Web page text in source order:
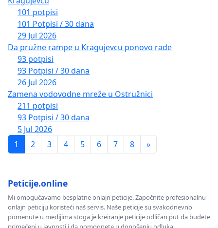
101 potpisi
101 Potpisi / 30 dana
29 Jul 2026
Da pružne rampe u Kragujevcu ponovo rade
93 potpisi
93 Potpisi / 30 dana
26 Jul 2026
Zamena vodovodne mreže u Ostružnici
211 potpisi
93 Potpisi / 30 dana
5 Jul 2026
1
2 3 4 5 6 7 8 »
Peticije.online
Mi omogućavamo besplatne onlajn peticije. Započnite profesionalnu
onlajn peticiju koristeći naš servis. Naše peticije su svakodnevno
pomenute u medijima stoga je kreiranje peticije odličan put da budete